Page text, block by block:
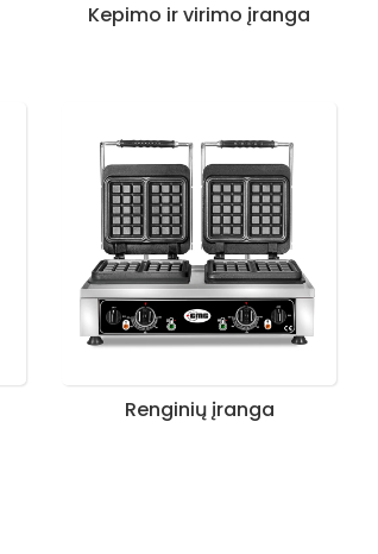
Kepimo ir virimo įranga
Renginių įranga